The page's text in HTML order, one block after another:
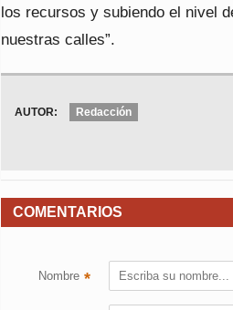
los recursos y subiendo el nivel
nuestras calles”.
AUTOR: Redacción
COMENTARIOS
Nombre *